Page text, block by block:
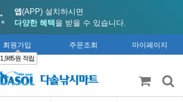
앱(APP) 설치하시면
다양한 혜택 을 받을 수 있습니다.
회원가입
1,985원 적립
주문조회 마이페이지